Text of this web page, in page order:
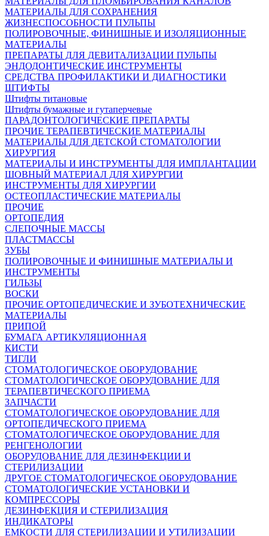
МАТЕРИАЛЫ ДЛЯ СОХРАНЕНИЯ
ЖИЗНЕСПОСОБНОСТИ ПУЛЬПЫ
ПОЛИРОВОЧНЫЕ, ФИНИШНЫЕ И ИЗОЛЯЦИОННЫЕ
МАТЕРИАЛЫ
ПРЕПАРАТЫ ДЛЯ ДЕВИТАЛИЗАЦИИ ПУЛЬПЫ
ЭНДОДОНТИЧЕСКИЕ ИНСТРУМЕНТЫ
СРЕДСТВА ПРОФИЛАКТИКИ И ДИАГНОСТИКИ
ШТИФТЫ
Штифты титановые
Штифты бумажные и гутаперчевые
ПАРАДОНТОЛОГИЧЕСКИЕ ПРЕПАРАТЫ
ПРОЧИЕ ТЕРАПЕВТИЧЕСКИЕ МАТЕРИАЛЫ
МАТЕРИАЛЫ ДЛЯ ДЕТСКОЙ СТОМАТОЛОГИИ
ХИРУРГИЯ
МАТЕРИАЛЫ И ИНСТРУМЕНТЫ ДЛЯ ИМПЛАНТАЦИИ
ШОВНЫЙ МАТЕРИАЛ ДЛЯ ХИРУРГИИ
ИНСТРУМЕНТЫ ДЛЯ ХИРУРГИИ
ОСТЕОПЛАСТИЧЕСКИЕ МАТЕРИАЛЫ
ПРОЧИЕ
ОРТОПЕДИЯ
СЛЕПОЧНЫЕ МАССЫ
ПЛАСТМАССЫ
ЗУБЫ
ПОЛИРОВОЧНЫЕ И ФИНИШНЫЕ МАТЕРИАЛЫ И
ИНСТРУМЕНТЫ
ГИЛЬЗЫ
ВОСКИ
ПРОЧИЕ ОРТОПЕДИЧЕСКИЕ И ЗУБОТЕХНИЧЕСКИЕ
МАТЕРИАЛЫ
ПРИПОЙ
БУМАГА АРТИКУЛЯЦИОННАЯ
КИСТИ
ТИГЛИ
СТОМАТОЛОГИЧЕСКОЕ ОБОРУДОВАНИЕ
СТОМАТОЛОГИЧЕСКОЕ ОБОРУДОВАНИЕ ДЛЯ
ТЕРАПЕВТИЧЕСКОГО ПРИЕМА
ЗАПЧАСТИ
СТОМАТОЛОГИЧЕСКОЕ ОБОРУДОВАНИЕ ДЛЯ
ОРТОПЕДИЧЕСКОГО ПРИЕМА
СТОМАТОЛОГИЧЕСКОЕ ОБОРУДОВАНИЕ ДЛЯ
РЕНГЕНОЛОГИИ
ОБОРУДОВАНИЕ ДЛЯ ДЕЗИНФЕКЦИИ И
СТЕРИЛИЗАЦИИ
ДРУГОЕ СТОМАТОЛОГИЧЕСКОЕ ОБОРУДОВАНИЕ
СТОМАТОЛОГИЧЕСКИЕ УСТАНОВКИ И
КОМПРЕССОРЫ
ДЕЗИНФЕКЦИЯ И СТЕРИЛИЗАЦИЯ
ИНДИКАТОРЫ
ЕМКОСТИ ДЛЯ СТЕРИЛИЗАЦИИ И УТИЛИЗАЦИИ